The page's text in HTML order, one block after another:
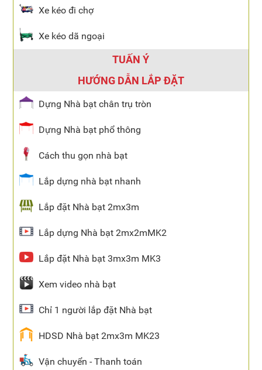
Xe kéo đi chợ
Xe kéo dã ngoại
TUẤN Ý
HƯỚNG DẪN LẮP ĐẶT
Dựng Nhà bạt chân trụ tròn
Dựng Nhà bạt phổ thông
Cách thu gọn nhà bạt
Lắp dựng nhà bạt nhanh
Lắp đặt Nhà bạt 2mx3m
Lắp dựng Nhà bạt 2mx2mMK2
Lắp đặt Nhà bạt 3mx3m MK3
Xem video nhà bạt
Chỉ 1 người lắp đặt Nhà bạt
HDSD Nhà bạt 2mx3m MK23
Vận chuyển - Thanh toán